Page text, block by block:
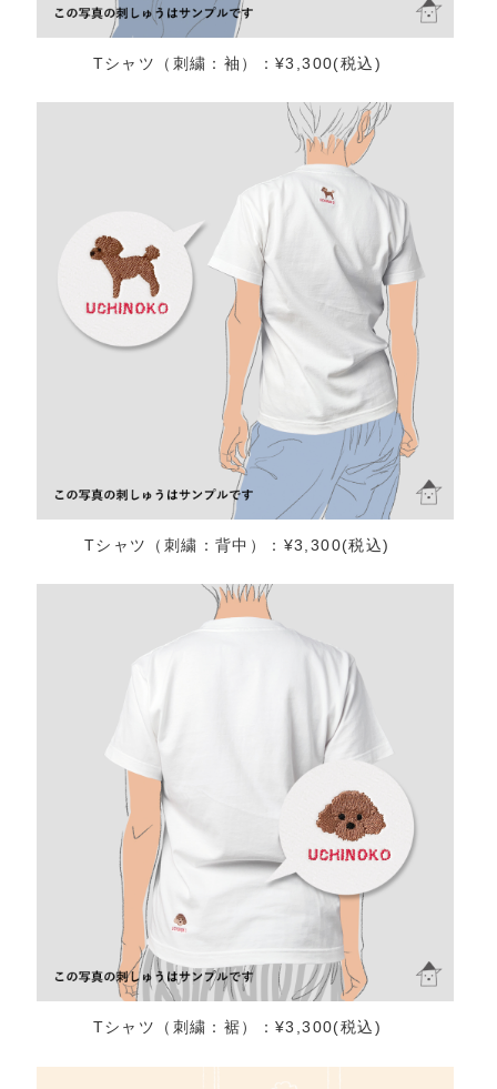
Tシャツ（刺繍：袖）：¥3,300(税込)
Tシャツ（刺繍：背中）：¥3,300(税込)
Tシャツ（刺繍：裾）：¥3,300(税込)